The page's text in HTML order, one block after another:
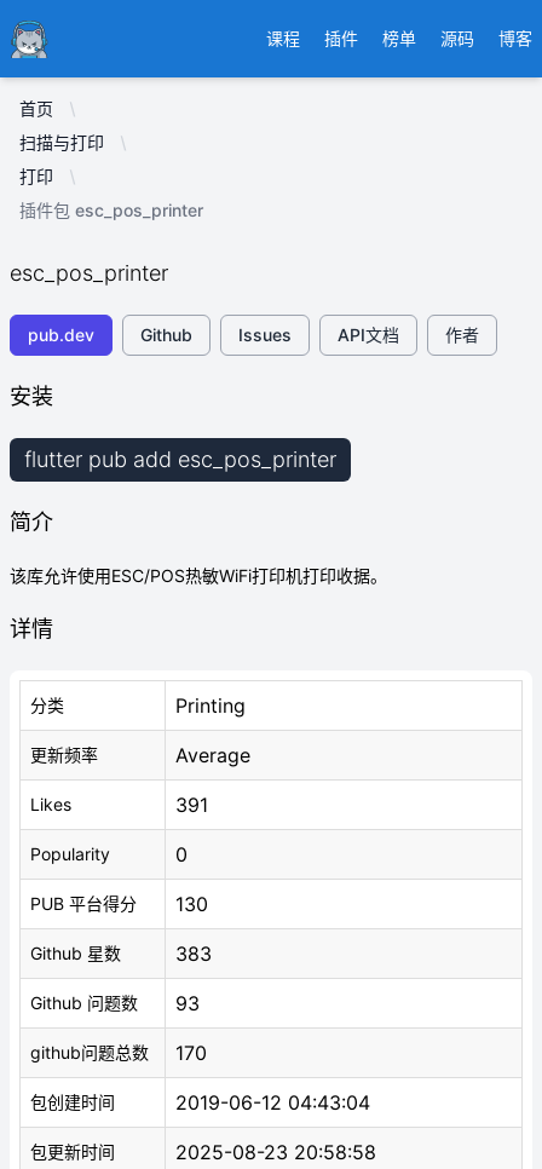
Ducafecat 课程 插件 榜单 源码 博客
首页
扫描与打印
打印
插件包 esc_pos_printer
esc_pos_printer
pub.dev Github Issues API文档 作者
安装
flutter pub add esc_pos_printer
简介
该库允许使用ESC/POS热敏WiFi打印机打印收据。
详情
分类 Printing
更新频率 Average
Likes 391
Popularity 0
PUB 平台得分 130
Github 星数 383
Github 问题数 93
github问题总数 170
包创建时间 2019-06-12 04:43:04
包更新时间 2025-08-23 20:58:58